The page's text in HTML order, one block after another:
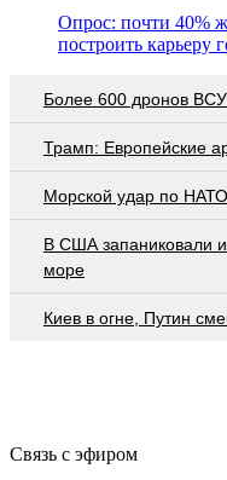
Опрос: почти 40%
построить карьеру
Более 600 дронов
Трамп: Европейские
Морской удар по
В США запаниковали
море
Киев в огне, Путин
Связь с эфиром